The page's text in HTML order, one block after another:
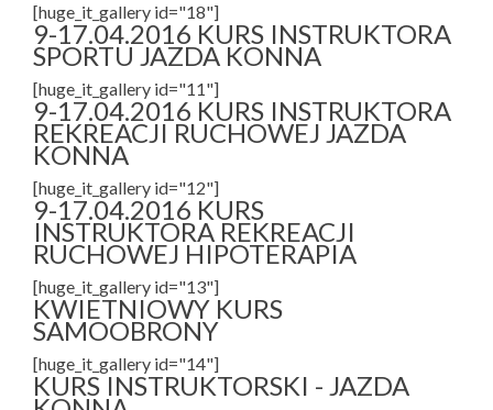
[huge_it_gallery id="18"]
9-17.04.2016 KURS INSTRUKTORA
SPORTU JAZDA KONNA
[huge_it_gallery id="11"]
9-17.04.2016 KURS INSTRUKTORA
REKREACJI RUCHOWEJ JAZDA
KONNA
[huge_it_gallery id="12"]
9-17.04.2016 KURS
INSTRUKTORA REKREACJI
RUCHOWEJ HIPOTERAPIA
[huge_it_gallery id="13"]
KWIETNIOWY KURS
SAMOOBRONY
[huge_it_gallery id="14"]
KURS INSTRUKTORSKI - JAZDA